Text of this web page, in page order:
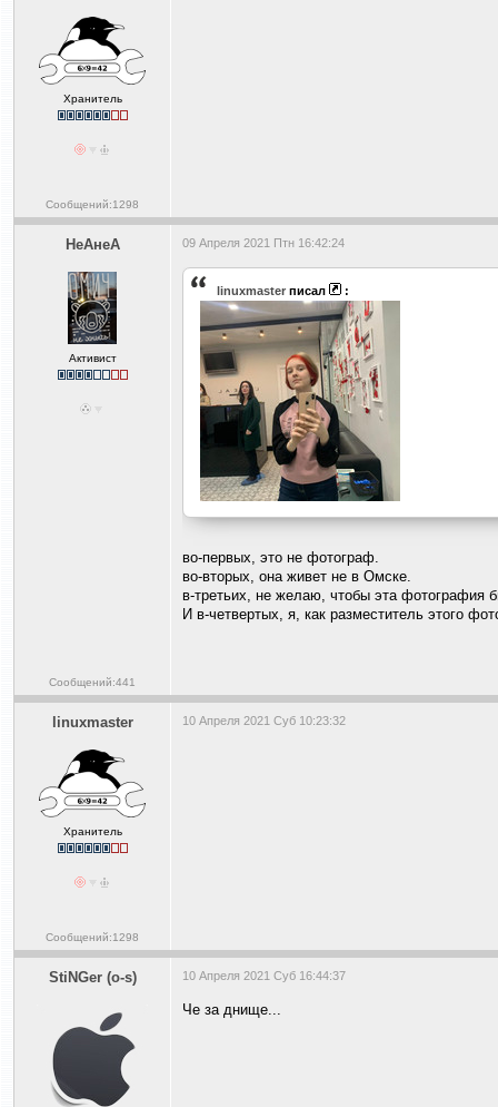
Хранитель
Сообщений:1298
НеАнеА
Активист
Сообщений:441
09 Апреля 2021 Птн 16:42:24
linuxmaster писал :
во-первых, это не фотограф.
во-вторых, она живет не в Омске.
в-третьих, не желаю, чтобы эта фотография
И в-четвертых, я, как разместитель этого
linuxmaster
Хранитель
Сообщений:1298
10 Апреля 2021 Суб 10:23:32
StiNGer (o-s) 10 Апреля 2021 Суб 16:44:37
Че за днище...